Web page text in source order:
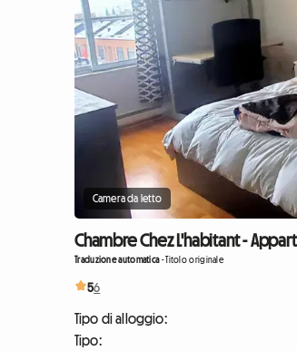
Camera da letto
Chambre Chez L'habitant -
Traduzione automatica-Titolo originale
56
Tipo di alloggio:
Tipo: